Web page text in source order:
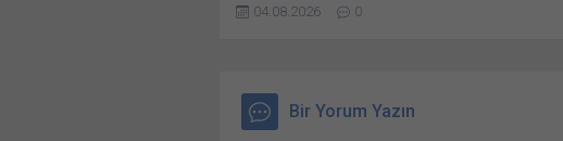
ihale usulü ile ihale edilecek Bunu paylaş: X'te
paylaşmak için tıklayın (Yeni pencerede açılır)
WhatsApp Facebook'ta paylaşmak için tıklayın
04.08.2026 0
Bir Yorum Yazın